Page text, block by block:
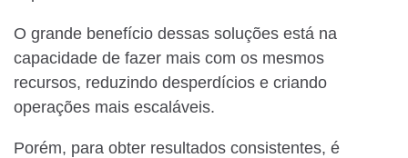
O grande benefício dessas soluções está na
capacidade de fazer mais com os mesmos
recursos, reduzindo desperdícios e criando
operações mais escaláveis.
Porém, para obter resultados consistentes, é